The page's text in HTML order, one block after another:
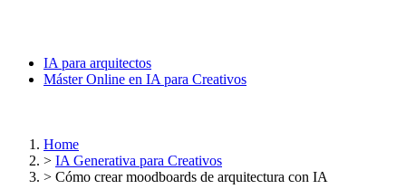
IA para arquitectos
Máster Online en IA para Creativos
Home
> IA Generativa para Creativos
> Cómo crear moodboards de arquitectura con IA